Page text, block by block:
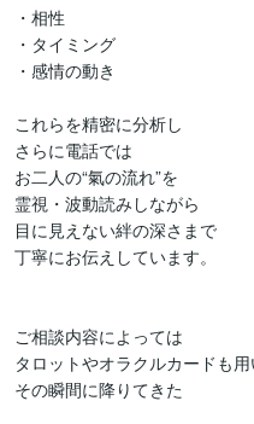
・相性
・タイミング
・感情の動き
これらを精密に分析し
さらに電話では
お二人の“氣の流れ”を
霊視・波動読みしながら
目に見えない絆の深さまで
丁寧にお伝えしています。
ご相談内容によっては
タロットやオラクルカードも
その瞬間に降りてきた